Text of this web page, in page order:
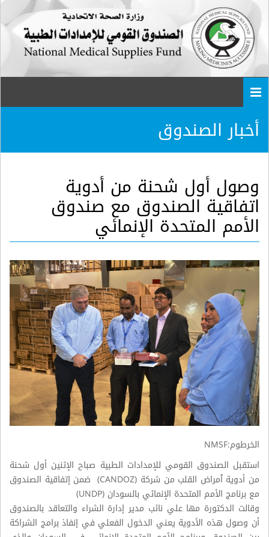
أخبار الصندوق
وصول أول شحنة من أدوية
اتفاقية الصندوق مع صندوق
الأمم المتحدة الإنمائي
الخرطوم:NMSF
استقبل الصندوق القومي للإمدادات الطبية صباح الإثنين أول شحنة
من أدوية ٱمراض القلب من شركة (CANDOZ) ضمن إتفاقية الصندوق
مع برنامج الأمم المتحدة الإنمائي بالسودان (UNDP)
وقالت الدكتورة مها علي نائب مدير إدارة الشراء والتعاقد بالصندوق
أن وصول هذه الأدوية يعني الدخول الفعلي في إنفاذ برامج الشراكة